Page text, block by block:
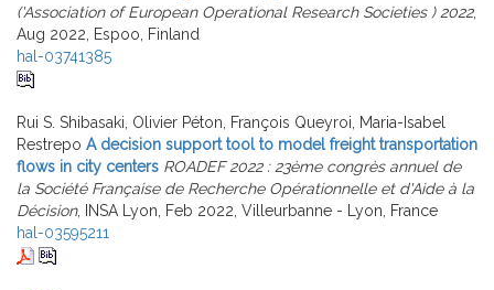
('Association of European Operational Research Societies ) 2022,
Aug 2022, Espoo, Finland
hal-03741385
Rui S. Shibasaki, Olivier Péton, François Queyroi, Maria-Isabel
Restrepo A decision support tool to model freight transportation
flows in city centers ROADEF 2022 : 23ème congrès annuel de
la Société Française de Recherche Opérationnelle et d'Aide à la
Décision, INSA Lyon, Feb 2022, Villeurbanne - Lyon, France
hal-03595211